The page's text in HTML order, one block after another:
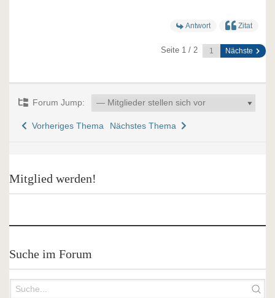
Antwort Zitat
Seite 1 / 2 Nächste
Forum Jump:
Vorheriges Thema Nächstes Thema
Mitglied werden!
Suche im Forum